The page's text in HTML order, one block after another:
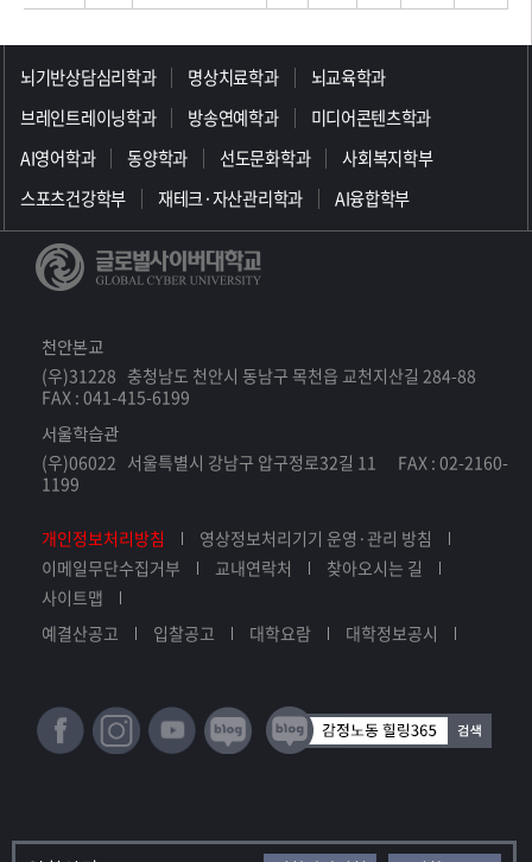
뇌기반상담심리학과 명상치료학과
뇌교육학과
브레인트레이닝학과
방송연예학과
미디어콘텐츠학과
AI영어학과
동양학과 선도문화학과
사회복지학부
스포츠건강학부
재테크·자산관리학과 AI융합학부
천안본교
(우)31228 충청남도 천안시 동남구 목천읍 교천지산길 284-88
FAX : 041-415-6199
서울학습관
(우)06022 서울특별시 강남구 압구정로32길 11 FAX : 02-2160-
1199
개인정보처리방침
영상정보처리기기 운영·관리 방침
이메일무단수집거부
교내연락처
찾아오시는 길
사이트맵
예결산공고
입찰공고 대학요람 대학정보공시